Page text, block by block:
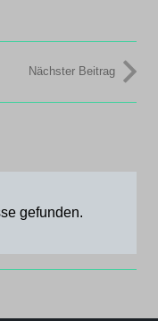
Nächster Beitrag
gefunden.